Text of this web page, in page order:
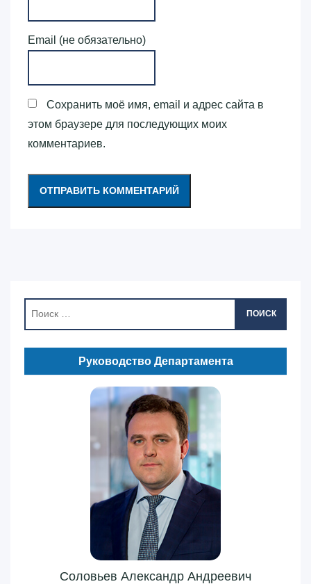
Email (не обязательно)
Сохранить моё имя, email и адрес сайта в
этом браузере для последующих моих
комментариев.
ПОИСК
Руководство Департамента
Соловьев Александр Андреевич